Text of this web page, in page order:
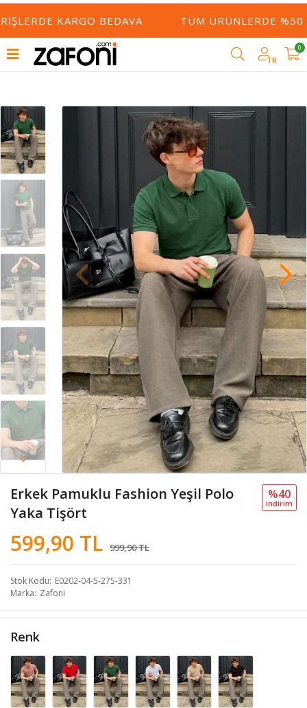
KARGO BEDAVA TÜM ÜRÜNLERDE %50
TR
0
Erkek Pamuklu Fashion Yeşil Polo
Yaka Tişört
599,90 TL 999,90 TL
%40
i̇ndi̇ri̇m
Stok Kodu E0202-04-5-275-331
Marka Zafoni
Renk